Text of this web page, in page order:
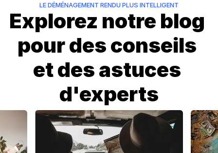
LE DÉMÉNAGEMENT RENDU PLUS INTELLIGENT
Explorez notre blog
pour des conseils
et des astuces
d'experts